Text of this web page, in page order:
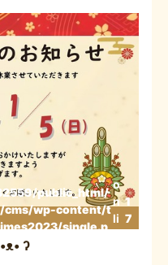
public_html/
cms/wp-content/t
single.p
o
n
li
1
7
ʔ